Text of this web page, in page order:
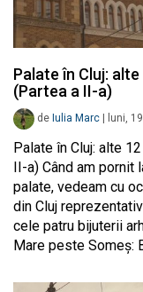
Palate în Cluj:
(Partea a II-a)
de Iulia Marc luni,
Palate în Cluj: alte
II-a) Când am
palate, vedeam cu
din Cluj
cele patru bijuterii
Mare peste Someș: